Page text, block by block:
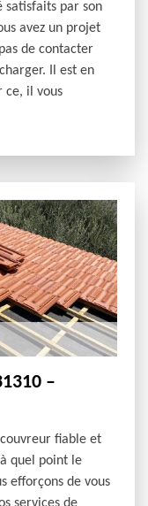
satisfaits par son
avez un projet
de contacter
Il est en
ce, il vous
–
fiable et
quel point le
efforçons de vous